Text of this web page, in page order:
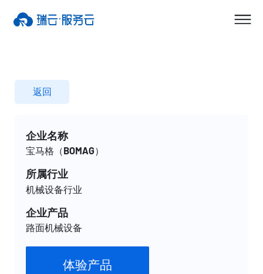
返回
企业名称
宝马格（BOMAG）
所属行业
机械设备行业
企业产品
路面机械设备
体验产品